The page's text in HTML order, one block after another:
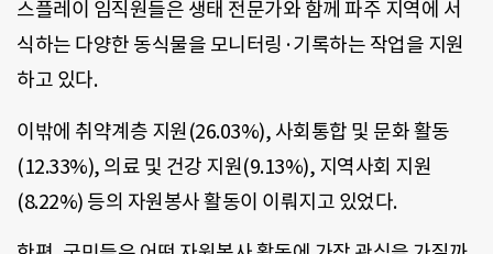
스플레이 임직원들은 생태 전문가와 함께 파주 지역에 서
식하는 다양한 동식물을 모니터링·기록하는 작업을 지원
하고 있다.
이밖에 취약계층 지원(26.03%), 사회통합 및 문화 활동
(12.33%), 의료 및 건강 지원(9.13%), 지역사회 지원
(8.22%) 등의 자원봉사 활동이 이뤄지고 있었다.